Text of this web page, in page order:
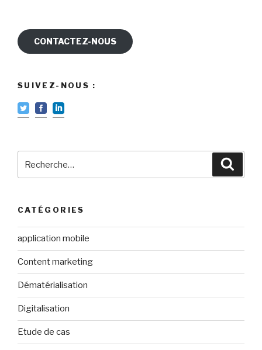
CONTACTEZ-NOUS
SUIVEZ-NOUS :
pour
CATÉGORIES
application mobile
Content marketing
Dématérialisation
Digitalisation
Etude de cas